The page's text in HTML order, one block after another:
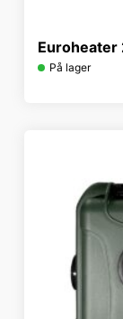
Euroheater
På lager